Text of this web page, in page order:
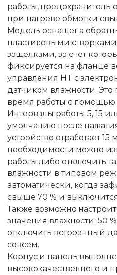
работы, предохранитель
при нагреве обмотки
Модель оснащена
пластиковыми
защелками, за счет
фиксируется на фланце
управления HT с
датчиком влажности. Это
время работы с помощью
Интервалы работы 5, 15
умолчанию после
устройство отработает 15
необходимости можно
работы либо отключить
влажности в типовом
автоматически, когда
свыше 70 % и
Также возможно
значения влажности: 50
отключить встроенный
совсем.
Корпус и панель
высококачественного и